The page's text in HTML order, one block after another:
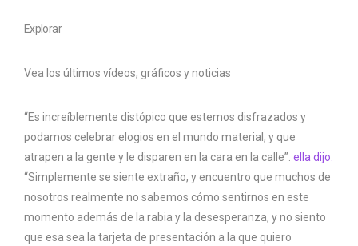
Explorar
Vea los últimos vídeos, gráficos y noticias
“Es increíblemente distópico que estemos disfrazados y
podamos celebrar elogios en el mundo material, y que
atrapen a la gente y le disparen en la cara en la calle”. ella dijo.
“Simplemente se siente extraño, y encuentro que muchos de
nosotros realmente no sabemos cómo sentirnos en este
momento además de la rabia y la desesperanza, y no siento
que esa sea la tarjeta de presentación a la que quiero